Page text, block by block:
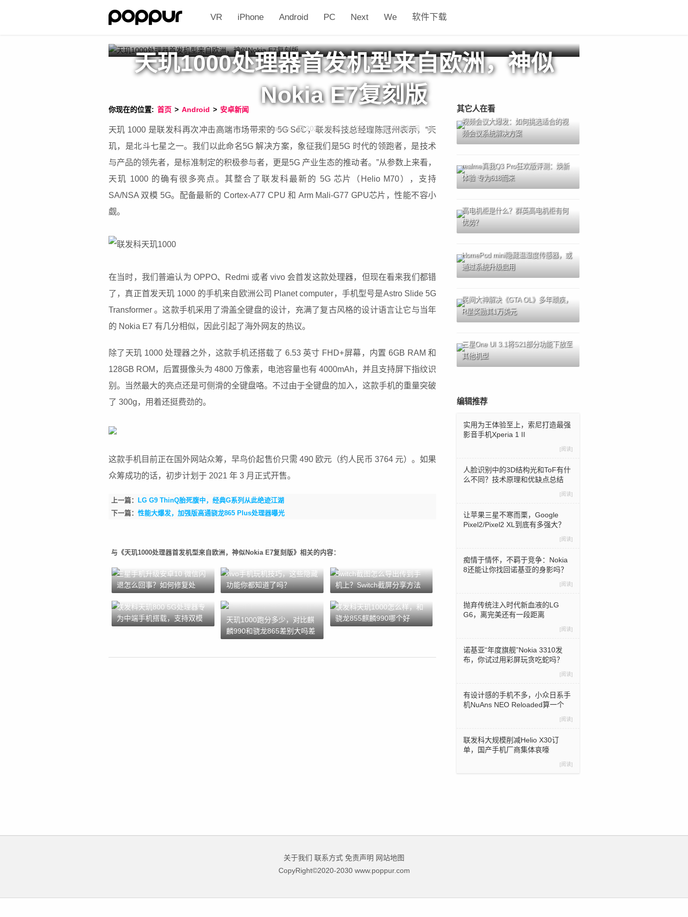
VR iPhone Android PC Next We 软件下载
天玑1000处理器首发机型来自欧洲，神似
Nokia E7复刻版
Jason 2020-04-03 12:56:56 安卓新闻
你现在的位置: 首页 > Android > 安卓新闻
天玑 1000 是联发科再次冲击高端市场带来的 5G SoC，联发科技总经理陈冠州表示，“天
玑，是北斗七星之一。我们以此命名5G 解决方案，象征我们是5G 时代的领跑者，是技术
与产品的领先者，是标准制定的积极参与者，更是5G 产业生态的推动者。”从参数上来看，
天玑 1000 的确有很多亮点。其整合了联发科最新的 5G 芯片（Helio M70），支持
SA/NSA 双模 5G。配备最新的 Cortex-A77 CPU 和 Arm Mali-G77 GPU芯片，性能不容小
觑。
在当时，我们普遍认为 OPPO、Redmi 或者 vivo 会首发这款处理器，但现在看来我们都错
了，真正首发天玑 1000 的手机来自欧洲公司 Planet computer，手机型号是Astro Slide 5G
Transformer 。这款手机采用了滑盖全键盘的设计，充满了复古风格的设计语言让它与当年
的 Nokia E7 有几分相似，因此引起了海外网友的热议。
除了天玑 1000 处理器之外，这款手机还搭载了 6.53 英寸 FHD+屏幕，内置 6GB RAM 和
128GB ROM，后置摄像头为 4800 万像素，电池容量也有 4000mAh，并且支持屏下指纹识
别。当然最大的亮点还是可侧滑的全键盘咯。不过由于全键盘的加入，这款手机的重量突破
了 300g，用着还挺费劲的。
这款手机目前正在国外网站众筹，早鸟价起售价只需 490 欧元（约人民币 3764 元）。如果
众筹成功的话，初步计划于 2021 年 3 月正式开售。
上一篇：
LG G9 ThinQ胎死腹中，经典G系列从此绝迹江湖
下一篇： 性能大爆发，加强版高通骁龙865 Plus处理器曝光
与《天玑1000处理器首发机型来自欧洲，神似Nokia E7复刻版》相关的内容：
三星手机升级安卓10 微信闪
退怎么回事？如何修复处
vivo手机玩机技巧，这些隐藏
功能你都知道了吗？
Switch截图怎么导出传到手
机上？Switch截屏分享方法
联发科天玑800 5G处理器专
为中端手机搭载，支持双模
天玑1000跑分多少，对比麒
麟990和骁龙865差别大吗差
联发科天玑1000怎么样，和
骁龙855麒麟990哪个好
其它人在看
视频会议大爆发：如何挑选适合的视
频会议系统解决方案
realme真我Q3 Pro狂欢版评测：焕新
体验 专为618而来
高电机柜是什么？群英高电机柜有何
优势？
HomePod mini隐藏温湿度传感器，或
通过系统升级启用
民间大神解决《GTA OL》多年顽疾，
R星奖励其1万美元
三星One UI 3.1将S21部分功能下放至
其他机型
编辑推荐
实用为王体验至上，索尼打造最强
影音手机Xperia 1 II
[阅读]
人脸识别中的3D结构光和ToF有什
么不同？技术原理和优缺点总结
[阅读]
让苹果三星不寒而栗，Google
Pixel2/Pixel2 XL到底有多强大？
[阅读]
痴情于情怀，不羁于竞争：Nokia
8还能让你找回诺基亚的身影吗？
[阅读]
抛弃传统注入时代新血液的LG
G6，离完美还有一段距离
[阅读]
诺基亚“年度旗舰”Nokia 3310发
布，你试过用彩屏玩贪吃蛇吗？
[阅读]
有设计感的手机不多，小众日系手
机NuAns NEO Reloaded算一个
[阅读]
联发科大规模削减Helio X30订
单，国产手机厂商集体哀嚎
[阅读]
关于我们 联系方式 免责声明 网站地图
CopyRight©2020-2030 www.poppur.com